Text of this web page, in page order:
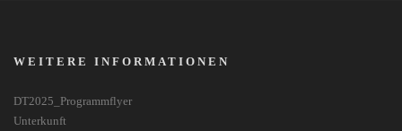
WEITERE INFORMATIONEN
DT2025_Programmflyer
Unterkunft